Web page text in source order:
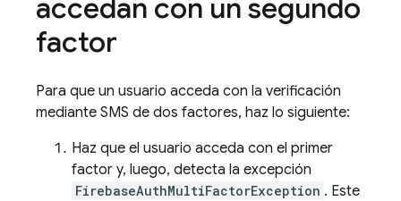
accedan con un segundo
factor
Para que un usuario acceda con la verificación
mediante SMS de dos factores, haz lo siguiente:
Haz que el usuario acceda con el primer
factor y, luego, detecta la excepción
FirebaseAuthMultiFactorException . Este